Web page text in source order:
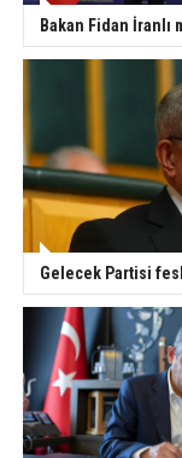
Bakan Fidan İranlı
Gelecek Partisi